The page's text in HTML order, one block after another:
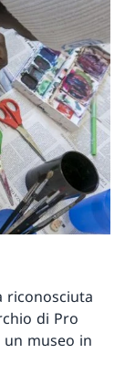
riconosciuta
di Pro
museo in